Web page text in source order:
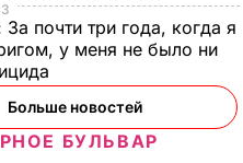
почти три года, когда я
у меня не было ни
Больше новостей
БУЛЬВАР